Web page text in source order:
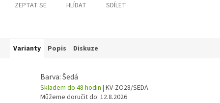
ZEPTAT SE HLÍDAT SDÍLET
Varianty Popis Diskuze
Barva: Šedá
Skladem do 48 hodin | KV-ZO28/SEDA
Můžeme doručit do: 12.8.2026